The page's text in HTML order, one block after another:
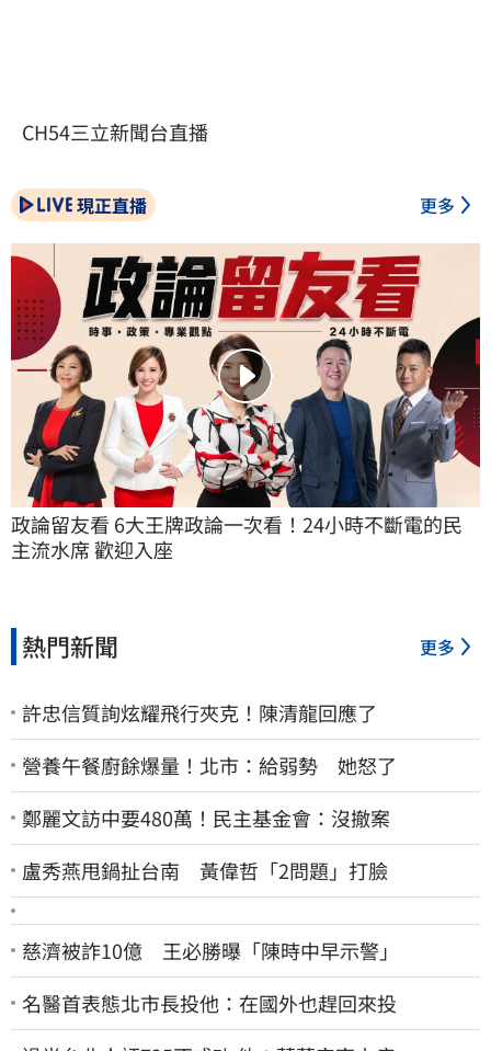
CH54三立新聞台直播
現正直播 更多
政論留友看 6大王牌政論一次看！24小時不斷電的民
主流水席 歡迎入座
熱門新聞 更多
許忠信質詢炫耀飛行夾克！陳清龍回應了
營養午餐廚餘爆量！北市：給弱勢 她怒了
鄭麗文訪中要480萬！民主基金會：沒撤案
盧秀燕甩鍋扯台南 黃偉哲「2問題」打臉
慈濟被詐10億 王必勝曝「陳時中早示警」
名醫首表態北市長投他：在國外也趕回來投